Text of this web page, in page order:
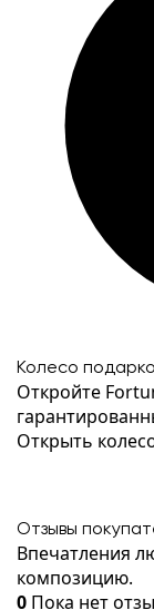
Колесо
Откройте
Открыть
Отзывы
Впечатления
композицию.
0 Пока нет